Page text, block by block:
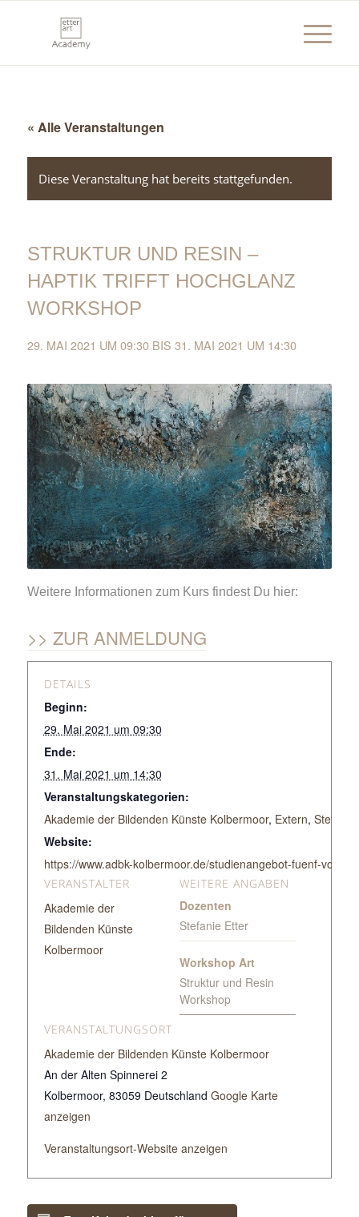
« Alle Veranstaltungen
Diese Veranstaltung hat bereits stattgefunden.
STRUKTUR UND RESIN –
HAPTIK TRIFFT HOCHGLANZ
WORKSHOP
29. MAI 2021 UM 09:30BIS 31. MAI 2021 UM 14:30
Weitere Informationen zum Kurs findest Du hier:
ZUR ANMELDUNG
DETAILS
Beginn:
29. Mai 2021 um 09:30
Ende:
31. Mai 2021 um 14:30
Veranstaltungskategorien:
Akademie der Bildenden Künste Kolbermoor, Extern, Stefanie
Website:
https://www.adbk-kolbermoor.de/studienangebot-fuenf-
VERANSTALTUNGSORT
Akademie der Bildenden Künste Kolbermoor
An der Alten Spinnerei 2
Kolbermoor, 83059 Deutschland Google Karte
anzeigen
Veranstaltungsort-Website anzeigen
VERANSTALTER
Akademie der
Bildenden Künste
Kolbermoor
WEITERE ANGABEN
Dozenten
Stefanie Etter
Workshop Art
Struktur und Resin
Workshop